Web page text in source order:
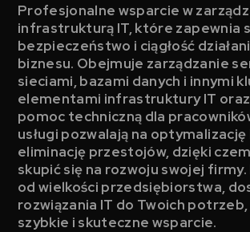
Profesjonalne wsparcie w
infrastrukturą IT, które zapewnia
bezpieczeństwo i ciągłość
biznesu. Obejmuje zarządzanie
sieciami, bazami danych i innymi
elementami infrastruktury IT oraz
pomoc techniczną dla
usługi pozwalają na
eliminację przestojów, dzięki
skupić się na rozwoju swojej
od wielkości przedsiębiorstwa,
rozwiązania IT do Twoich
szybkie i skuteczne wsparcie.